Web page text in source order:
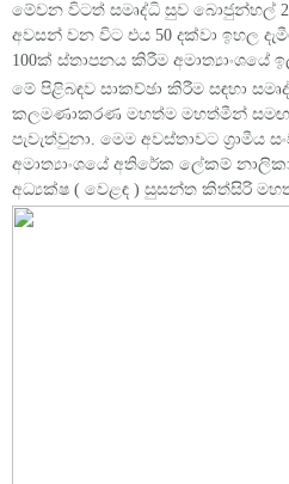
මේවන විටත් සමෘද්ධි සුව බොජුන්හල්
අවසන් වන විට එය 50 දක්වා ඉහල
100ක් ස්තාපනය කිරීම අමාත්‍යාංශයේ
මේ පිළිබඳව සාකච්ඡා කිරීම සඳහා
කලමණාකරණ මහත්ම මහත්මීන් සමඟ
පැවැත්වුනා. මෙම අවස්තාවට ග්‍රාමීය
අමාත්‍යාංශයේ අතිරේක ලේකම්
අධ්‍යක්ෂ ( වෙළඳ ) සුසන්ත කිත්සිරි